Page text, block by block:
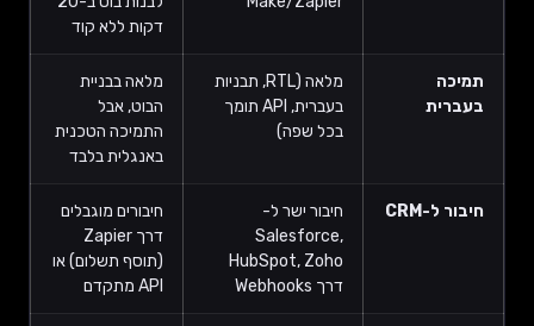
דקות ללא קוד
תמיכה
בעברית
מלאה (RTL, תבניות
בעברית, API תומך
בכל שפה)
מלאה בבניית
הבוט, אבל
התמיכה הטכנית
באנגלית בלבד
חיבור ל-CRM
חיבור ישר ל-
Salesforce,
HubSpot, Zoho
דרך Webhooks
חיבורים מוגבלים
דרך Zapier
(תוסף תשלום) או
API מתקדם